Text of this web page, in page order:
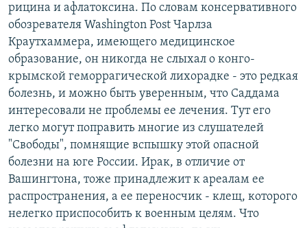
рицина и афлатоксина. По словам консервативного
обозревателя Washington Post Чарлза
Краутхаммера, имеющего медицинское
образование, он никогда не слыхал о конго-
крымской геморрагической лихорадке - это редкая
болезнь, и можно быть уверенным, что Саддама
интересовали не проблемы ее лечения. Тут его
легко могут поправить многие из слушателей
"Свободы", помнящие вспышку этой опасной
болезни на юге России. Ирак, в отличие от
Вашингтона, тоже принадлежит к ареалам ее
распространения, а ее переносчик - клещ, которого
нелегко приспособить к военным целям. Что